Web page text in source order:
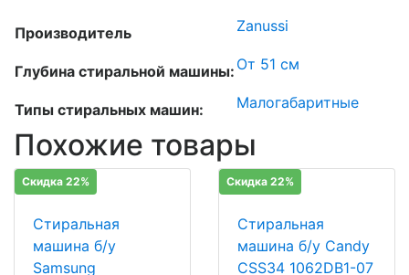
Производитель Zanussi
Глубина стиральной машины: От 51 см
Типы стиральных машин: Малогабаритные
Похожие товары
Скидка 22%
Стиральная
машина б/у
Samsung
Скидка 22%
Стиральная
машина б/у Candy
CSS34 1062DB1-07